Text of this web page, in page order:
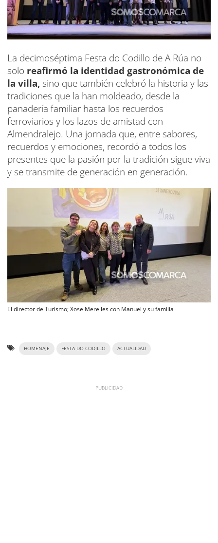
La decimoséptima Festa do Codillo de A Rúa no
solo reafirmó la identidad gastronómica de
la villa, sino que también celebró la historia y las
tradiciones que la han moldeado, desde la
panadería familiar hasta los recuerdos
ferroviarios y los lazos de amistad con
Almendralejo. Una jornada que, entre sabores,
recuerdos y emociones, recordó a todos los
presentes que la pasión por la tradición sigue viva
y se transmite de generación en generación.
El director de Turismo; Xose Merelles con Manuel y su familia
HOMENAJE FESTA DO CODILLO ACTUALIDAD